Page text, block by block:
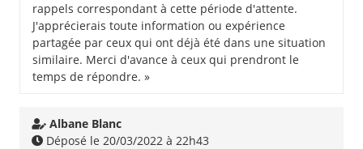
rappels correspondant à cette période d'attente.
J'apprécierais toute information ou expérience
partagée par ceux qui ont déjà été dans une situation
similaire. Merci d'avance à ceux qui prendront le
temps de répondre. »
Albane Blanc
Déposé le 20/03/2022 à 22h43